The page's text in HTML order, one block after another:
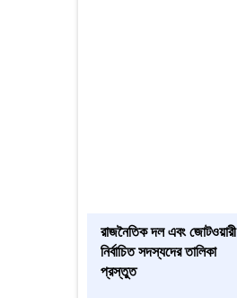
রাজনৈতিক দল এবং জোটওয়ারী
নির্বাচিত সদস্যদের তালিকা
প্রস্তুত